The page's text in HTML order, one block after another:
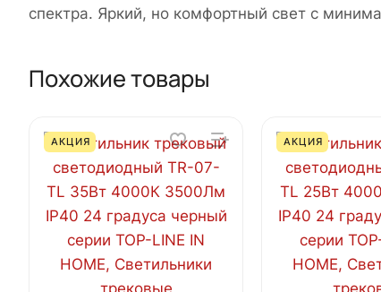
спектра. Яркий, но комфортный свет с
Похожие товары
АКЦИЯ АКЦИЯ